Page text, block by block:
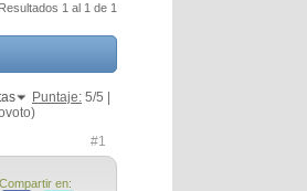
Resultados 1 al 1 de 1
Puntaje: 5/5 |
#1
Compartir en: